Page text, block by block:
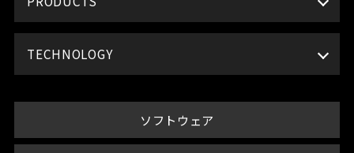
TECHNOLOGY
ソフトウェア